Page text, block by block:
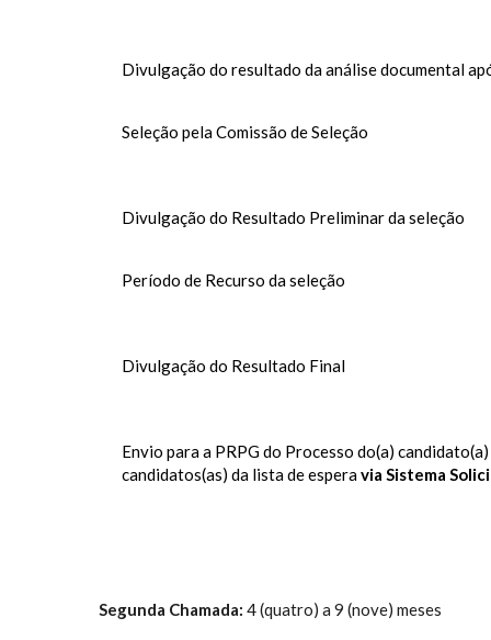
Divulgação do resultado da análise documental
Seleção pela Comissão de Seleção
Divulgação do Resultado Preliminar da seleção
Período de Recurso da seleção
Divulgação do Resultado Final
Envio para a PRPG do Processo do(a)
candidatos(as) da lista de esperavia Sistema
Segunda Chamada: 4 (quatro) a 9 (nove) meses